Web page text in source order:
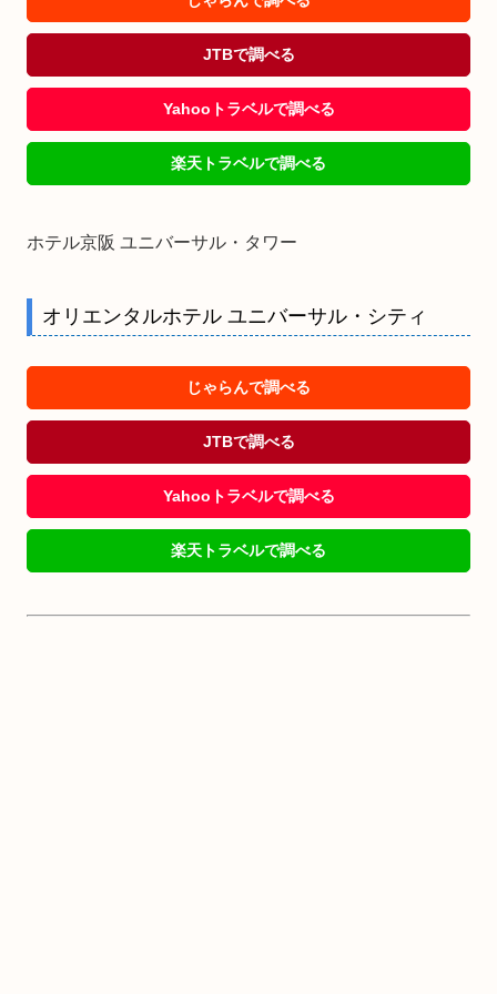
JTBで調べる
Yahooトラベルで調べる
楽天トラベルで調べる
ホテル京阪 ユニバーサル・タワー
オリエンタルホテル ユニバーサル・シティ
じゃらんで調べる
JTBで調べる
Yahooトラベルで調べる
楽天トラベルで調べる